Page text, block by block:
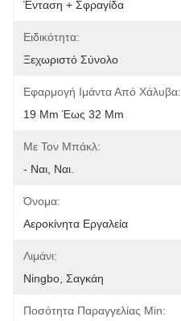
Ένταση + Σφραγίδα
Ειδικότητα:
Ξεχωριστό Σύνολο
Εφαρμογή Ιμάντα Από Χάλυβα:
19 Mm Έως 32 Mm
Με Τον Μπάκλ:
- Ναι, Ναι.
Όνομα:
Αεροκίνητα Εργαλεία
Λιμάνι:
Ningbo, Σαγκάη
Ποσότητα Παραγγελίας Min: